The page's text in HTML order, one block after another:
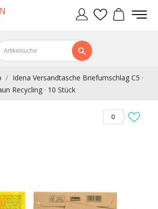
Idena Versandtasche Briefumschlag C5 ·
Recycling · 10 Stück
0